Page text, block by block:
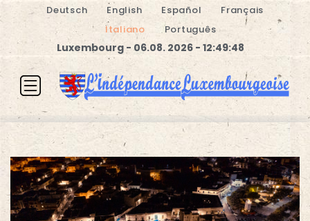
Deutsch English Español
Français
Italiano
Português
Luxembourg - 06.08. 2026 - 12:49:48